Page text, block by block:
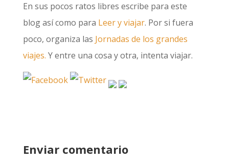
En sus pocos ratos libres escribe para este
blog así como para Leer y viajar. Por si fuera
poco, organiza las Jornadas de los grandes
viajes. Y entre una cosa y otra, intenta viajar.
Enviar comentario